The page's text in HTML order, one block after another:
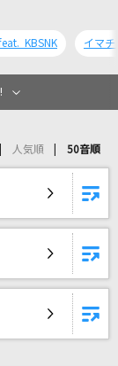
覧
KBSNK
人気順 50音順